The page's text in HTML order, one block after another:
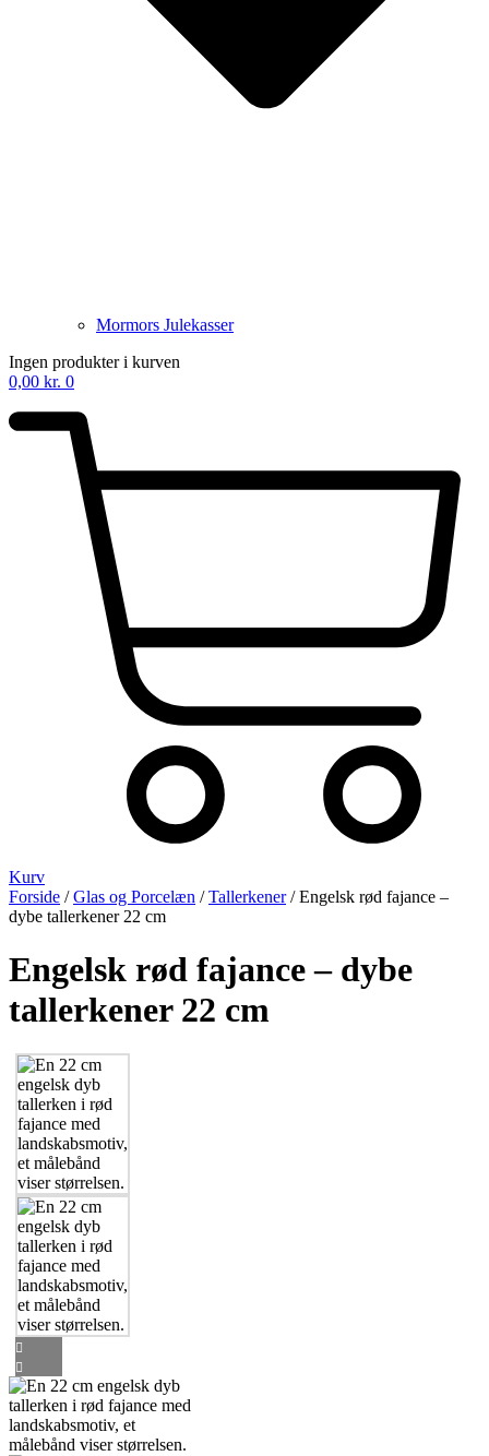
Mormors Julekasser
Ingen produkter i kurven
0,00 kr. 0
Kurv
Forside /Glas og Porcelæn /Tallerkener/ Engelsk rød fajance –
dybe tallerkener 22 cm
Engelsk rød fajance – dybe
tallerkener 22 cm